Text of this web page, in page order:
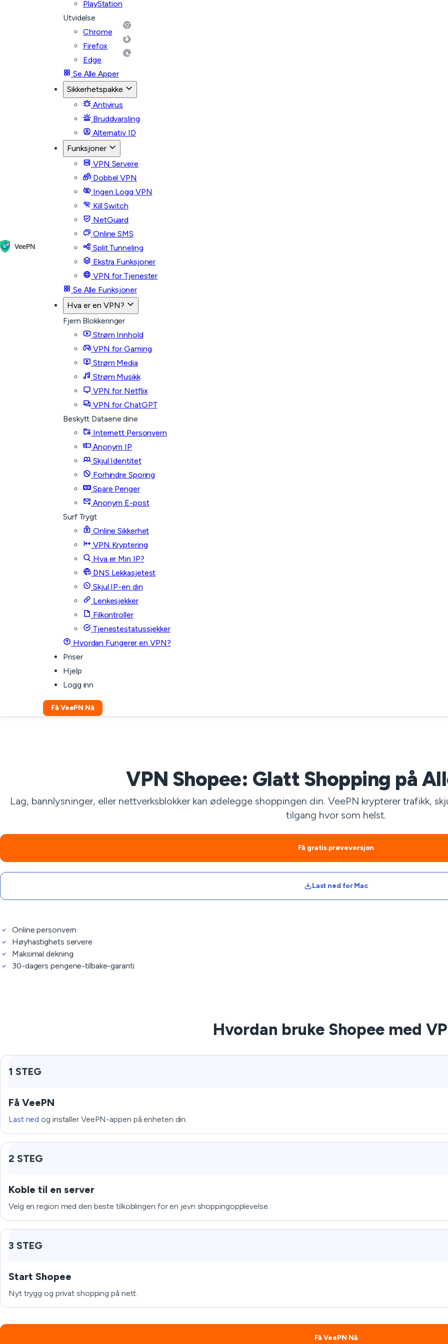
PlayStation
Utvidelse
Chrome
Firefox
Edge
Se Alle Apper
Sikkerhetspakke
Antivirus
Bruddvarsling
Alternativ ID
Funksjoner
VPN Servere
Dobbel VPN
Ingen Logg VPN
Kill Switch
NetGuard
Online SMS
Split Tunneling
Ekstra Funksjoner
VPN for Tjenester
Se Alle Funksjoner
Hva er en VPN?
Fjern Blokkeringer
Strøm Innhold
VPN for Gaming
Strøm Media
Strøm Musikk
VPN for Netflix
VPN for ChatGPT
Beskytt Dataene dine
Internett Personvern
Anonym IP
Skjul Identitet
Forhindre Sporing
Spare Penger
Anonym E-post
Surf Trygt
Online Sikkerhet
VPN Kryptering
Hva er Min IP?
DNS Lekkasjetest
Skjul IP-en din
Lenkesjekker
Filkontroller
Tjenestestatussjekker
Hvordan Fungerer en VPN?
Priser
Hjelp
Logg inn
Få VeePN Nå
VPN Shopee: Glatt Shopping på
Lag, bannlysninger, eller nettverksblokker kan ødelegge shoppingen din. VeePN krypterer trafikk,
tilgang hvor som helst.
Få gratis prøveversjon
Last ned for Mac
Online personvern
Høyhastighets servere
Maksimal dekning
30-dagers pengene-tilbake-garanti
Hvordan bruke Shopee med
1 STEG
Få VeePN
Last ned og installer VeePN-appen på enheten din.
2 STEG
Koble til en server
Velg en region med den beste tilkoblingen for en jevn shoppingopplevelse.
3 STEG
Start Shopee
Nyt trygg og privat shopping på nett.
Få VeePN Nå